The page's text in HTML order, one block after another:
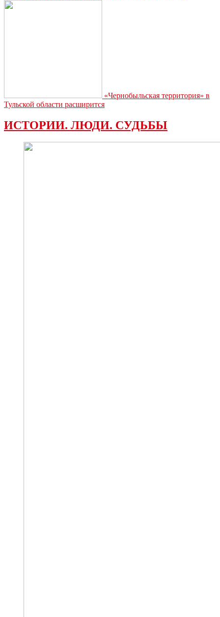
«Чернобыльская территория» в
Тульской области расширится
ИСТОРИИ. ЛЮДИ. СУДЬБЫ